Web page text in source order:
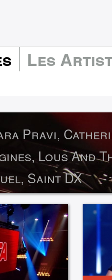
Les
Pravi,
Lous And
Saint DX